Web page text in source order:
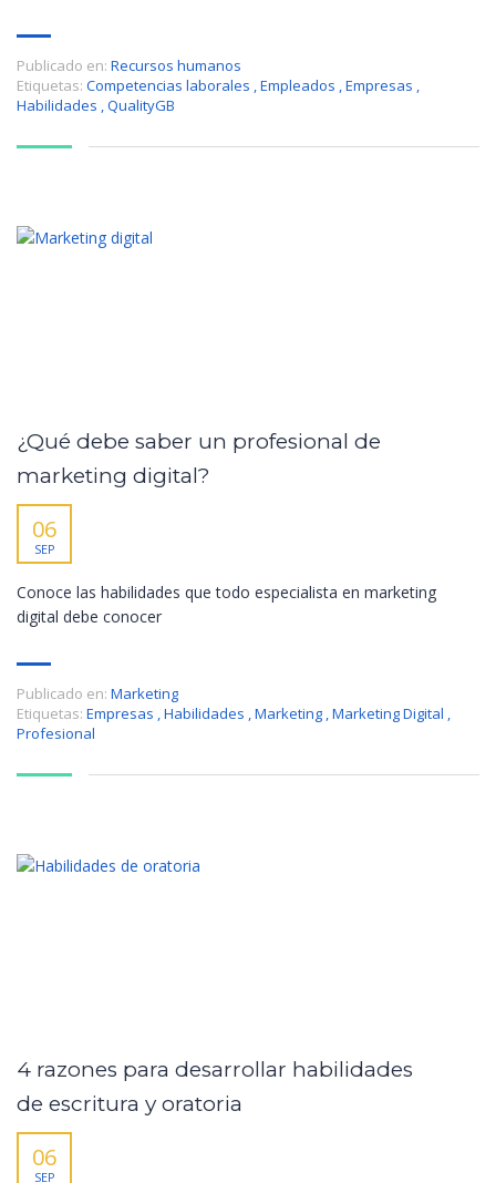
Publicado en: Recursos humanos
Etiquetas: Competencias laborales ,Empleados ,Empresas ,
Habilidades ,QualityGB
¿Qué debe saber un profesional de
marketing digital?
06
SEP
Conoce las habilidades que todo especialista en marketing
digital debe conocer
Publicado en: Marketing
Etiquetas: Empresas ,Habilidades ,Marketing ,Marketing Digital ,
Profesional
4 razones para desarrollar habilidades
de escritura y oratoria
06
SEP